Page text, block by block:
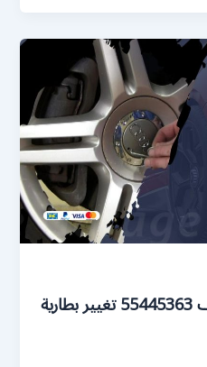
تبديل بطارية سيارة مشرف 55445363 تغيير بطارية